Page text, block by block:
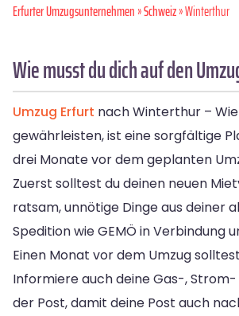
Erfurter Umzugsunternehmen»Schweiz» Winterthur
Wie musst du dich auf den
Umzug Erfurt nach Winterthur –
gewährleisten, ist eine sorgfältige
drei Monate vor dem geplanten
Zuerst solltest du deinen neuen
ratsam, unnötige Dinge aus deiner
Spedition wie GEMÖ in Verbindung
Einen Monat vor dem Umzug
Informiere auch deine Gas-,
der Post, damit deine Post auch